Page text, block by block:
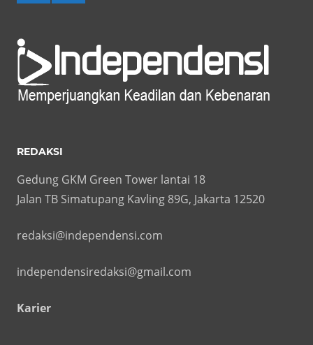
REDAKSI
Gedung GKM Green Tower lantai 18
Jalan TB Simatupang Kavling 89G, Jakarta 12520
redaksi@independensi.com
independensiredaksi@gmail.com
Karier